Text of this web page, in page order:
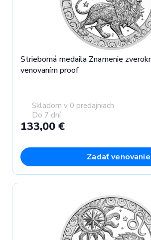
Strieborná medaila Znamenie
venovaním proof
Skladom v 0 predajniach
Do 7 dní
133,00 €
Zadať venovanie